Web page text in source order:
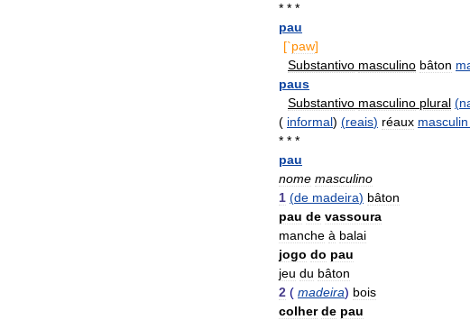
* * *
pau
[`paw]
Substantivo masculino bâton
paus
Substantivo masculino plural (
( informal) (reais) réaux masculin
* * *
pau
nome masculino
1 (de madeira) bâton
pau de vassoura
manche à balai
jogo do pau
jeu du bâton
2 ( madeira) bois
colher de pau